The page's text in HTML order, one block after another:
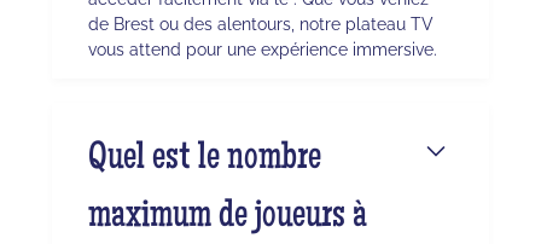
de Brest ou des alentours, notre plateau TV
vous attend pour une expérience immersive.
Quel est le nombre
maximum de joueurs à